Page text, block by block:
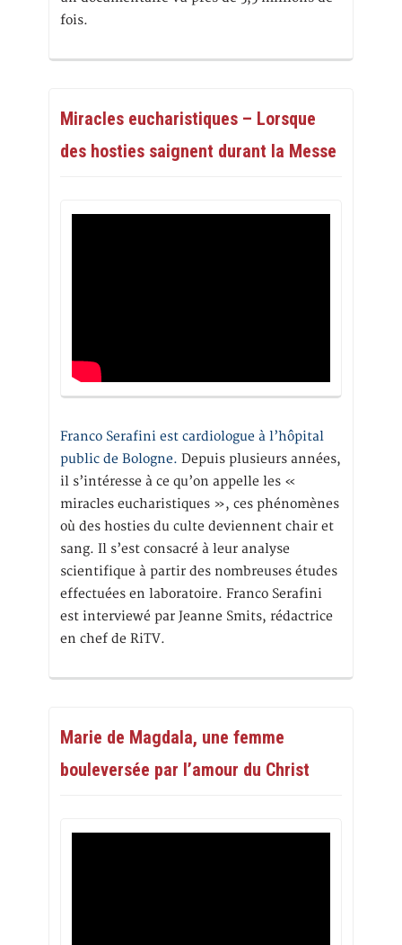
fois.
Miracles eucharistiques – Lorsque
des hosties saignent durant la Messe
Franco Serafini est cardiologue à l’hôpital
public de Bologne. Depuis plusieurs années,
il s’intéresse à ce qu’on appelle les «
miracles eucharistiques », ces phénomènes
où des hosties du culte deviennent chair et
sang. Il s’est consacré à leur analyse
scientifique à partir des nombreuses études
effectuées en laboratoire. Franco Serafini
est interviewé par Jeanne Smits, rédactrice
en chef de RiTV.
Marie de Magdala, une femme
bouleversée par l’amour du Christ